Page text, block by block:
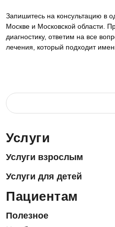
Запишитесь на консультацию в
Москве и Московской области.
диагностику, ответим на все
лечения, который подходит
Услуги
Услуги взрослым
Терапевтическая стоматология
Хирургия, удаление зубов
Гнатология: лечение ВНЧС
Услуги для детей
Лечение зубов детям и
Детская стоматологическая
Пациентам
Полезное